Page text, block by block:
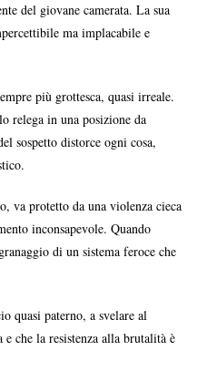
del giovane camerata. La sua
ma implacabile e
più grottesca, quasi irreale.
relega in una posizione da
sospetto distorce ogni cosa,
va protetto da una violenza cieca
inconsapevole. Quando
di un sistema feroce che
quasi paterno, a svelare al
e che la resistenza alla brutalità è